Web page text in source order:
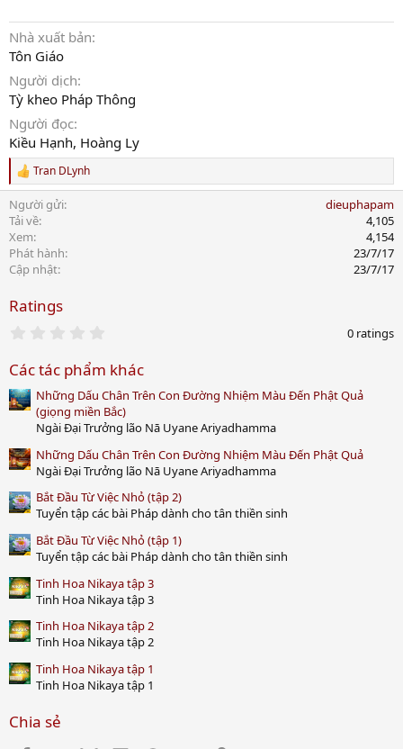
Nhà xuất bản
Tôn Giáo
Người dịch
Tỳ kheo Pháp Thông
Người đọc
Kiều Hạnh, Hoàng Ly
R
e
a
c
t
i
o
n
:
Tran DLynh
Người gửi
dieuphapam
Tải về
4,105
Xem
4,154
Phát hành
23/7/17
Cập nhật
23/7/17
Ratings
0
t
a
r
(
s
)
0 ratings
Các tác phẩm khác
Những Dấu Chân Trên Con Đường Nhiệm Màu Đến Phật Quả
(giọng miền Bắc)
Ngài Đại Trưởng lão Nā Uyane Ariyadhamma
Những Dấu Chân Trên Con Đường Nhiệm Màu Đến Phật Quả
Ngài Đại Trưởng lão Nā Uyane Ariyadhamma
Bắt Đầu Từ Việc Nhỏ (tập 2)
Tuyển tập các bài Pháp dành cho tân thiền sinh
Bắt Đầu Từ Việc Nhỏ (tập 1)
Tuyển tập các bài Pháp dành cho tân thiền sinh
Tinh Hoa Nikaya tập 3
Tinh Hoa Nikaya tập 3
Tinh Hoa Nikaya tập 2
Tinh Hoa Nikaya tập 2
Tinh Hoa Nikaya tập 1
Tinh Hoa Nikaya tập 1
Chia sẻ